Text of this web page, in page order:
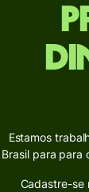
Estamos
Brasil para para
Cadastre-se